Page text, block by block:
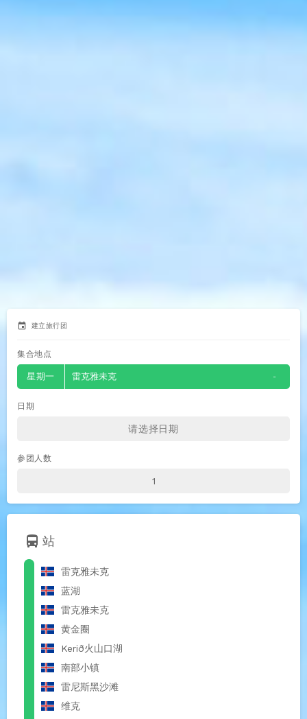
event 建立旅行团
集合地点
星期一 雷克雅未克 -
日期
参团人数
directions_bus 站
雷克雅未克
蓝湖
雷克雅未克
黄金圈
Kerið火山口湖
南部小镇
雷尼斯黑沙滩
维克